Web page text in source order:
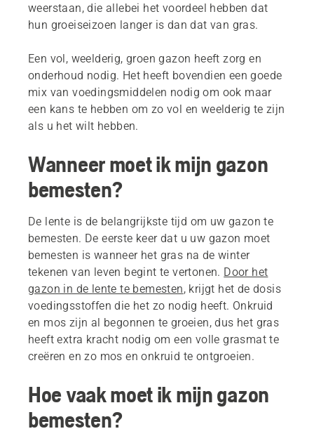
weerstaan, die allebei het voordeel hebben dat
hun groeiseizoen langer is dan dat van gras.
Een vol, weelderig, groen gazon heeft zorg en
onderhoud nodig. Het heeft bovendien een goede
mix van voedingsmiddelen nodig om ook maar
een kans te hebben om zo vol en weelderig te zijn
als u het wilt hebben.
Wanneer moet ik mijn gazon
bemesten?
De lente is de belangrijkste tijd om uw gazon te
bemesten. De eerste keer dat u uw gazon moet
bemesten is wanneer het gras na de winter
tekenen van leven begint te vertonen. Door het
gazon in de lente te bemesten, krijgt het de dosis
voedingsstoffen die het zo nodig heeft. Onkruid
en mos zijn al begonnen te groeien, dus het gras
heeft extra kracht nodig om een volle grasmat te
creëren en zo mos en onkruid te ontgroeien.
Hoe vaak moet ik mijn gazon
bemesten?